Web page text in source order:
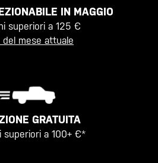
IN MAGGIO
superiori a 125 €
del mese attuale
GRATUITA
superiori a 100+ €*